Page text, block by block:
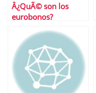
Â¿QuÃ© son los
eurobonos?